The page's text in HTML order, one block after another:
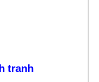
tranh